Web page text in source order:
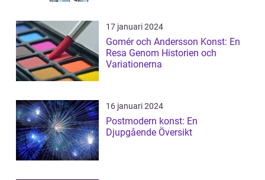
17 januari 2024
Gomér och Andersson Konst: En
Resa Genom Historien och
Variationerna
16 januari 2024
Postmodern konst: En
Djupgående Översikt